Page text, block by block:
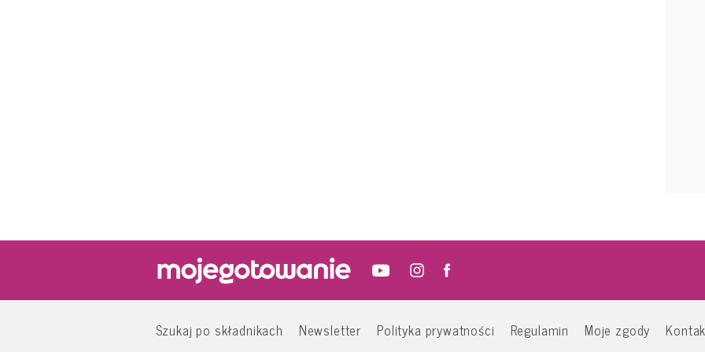
Szukaj po składnikach Newsletter Polityka prywatności Regulamin Moje zgody